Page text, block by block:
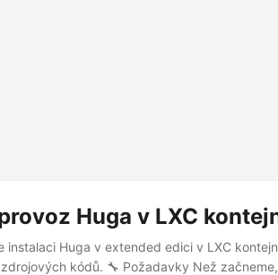
Huga v LXC
instalaci Huga v extended edici v LXC
kódů. 🔧 Požadavky Než